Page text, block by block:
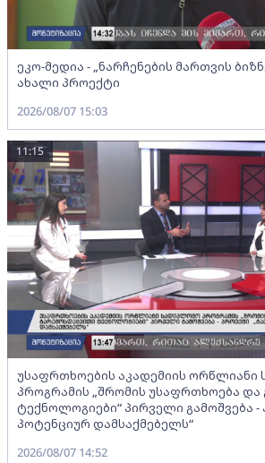
ეკო-მედია - „ნარჩენების მართვის
ახალი პროექტი
2026/08/07 15:03
უსაფრთხოების აკადემიის
პროგრამის „შრომის უსაფრთხოება
ტექნოლოგიები“ პირველი გამოშვება -
პოტენციურ დამსაქმებელს“
11:15
2026/08/07 14:52